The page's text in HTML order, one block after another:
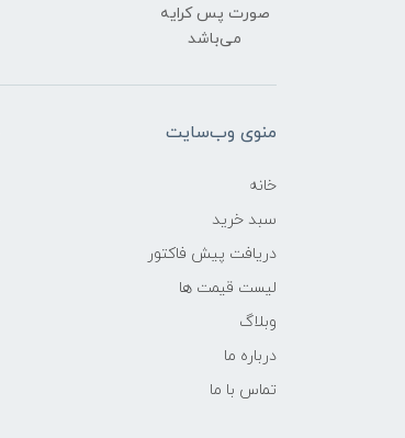
صورت پس کرایه
می‌باشد
منوی وب‌سایت
خانه
سبد خرید
دریافت پیش فاکتور
لیست قیمت ها
وبلاگ
درباره ما
تماس با ما